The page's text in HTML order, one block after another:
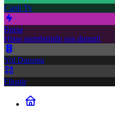
Canlı Tv
Borsa
Hisse senetlerinde son durum!
Yol Durumu
Fikstür